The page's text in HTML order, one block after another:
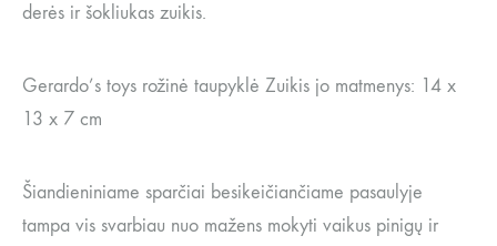
derės ir šokliukas zuikis.
Gerardo’s toys rožinė taupyklė Zuikis jo matmenys: 14 x
13 x 7 cm
Šiandieniniame sparčiai besikeičiančiame pasaulyje
tampa vis svarbiau nuo mažens mokyti vaikus pinigų ir